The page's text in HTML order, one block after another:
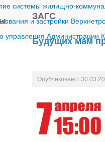
системы жилищно-
и застройки
управления Администрации
ЗАГС
Будущих мам
Опубликовано: